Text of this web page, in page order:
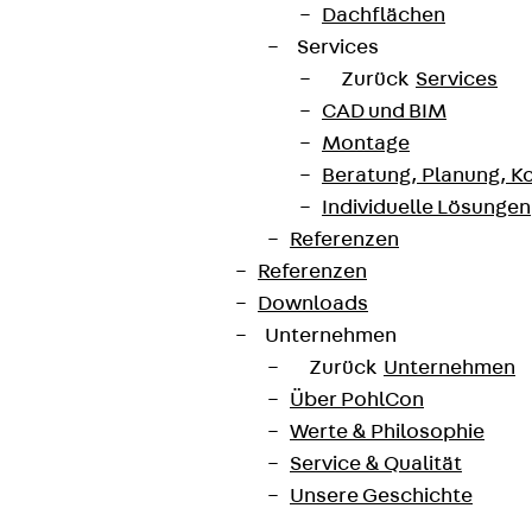
Dachflächen
Services
Zurück Services
CAD und BIM
Montage
Beratung, Planung,
Individuelle Lösungen
Referenzen
Referenzen
Downloads
Unternehmen
Zurück Unternehmen
Über PohlCon
Werte & Philosophie
Service & Qualität
Unsere Geschichte